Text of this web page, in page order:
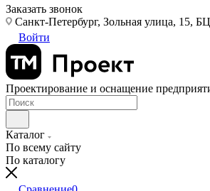
Заказать звонок
Санкт-Петербург, Зольная улица, 15,
Войти
Проектирование и оснащение
Каталог
По всему сайту
По каталогу